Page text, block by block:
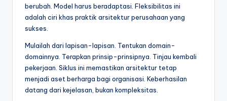
berubah. Model harus beradaptasi. Fleksibilitas ini
adalah ciri khas praktik arsitektur perusahaan yang
sukses.
Mulailah dari lapisan-lapisan. Tentukan domain-
domainnya. Terapkan prinsip-prinsipnya. Tinjau kembali
pekerjaan. Siklus ini memastikan arsitektur tetap
menjadi aset berharga bagi organisasi. Keberhasilan
datang dari kejelasan, bukan kompleksitas.